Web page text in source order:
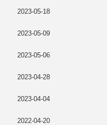
2023-05-18
2023-05-09
2023-05-06
2023-04-28
2023-04-04
2022-04-20